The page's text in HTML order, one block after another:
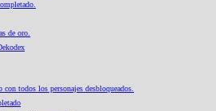
de oro.
todos los personajes desbloqueados.